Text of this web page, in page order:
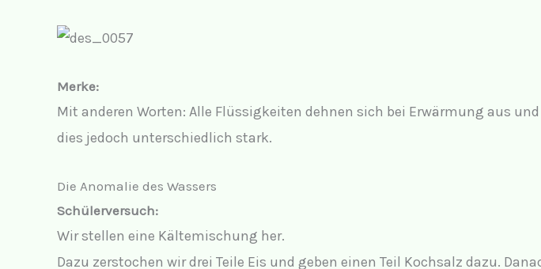
Merke:
Mit anderen Worten: Alle Flüssigkeiten dehnen sich bei Erwärmung aus
dies jedoch unterschiedlich stark.
Die Anomalie des Wassers
Schülerversuch:
Wir stellen eine Kältemischung her.
Dazu zerstochen wir drei Teile Eis und geben einen Teil Kochsalz dazu.